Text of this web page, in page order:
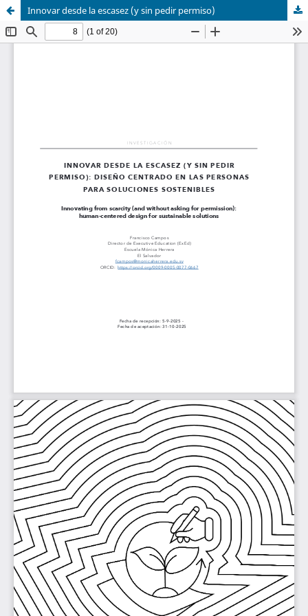
Innovar desde la escasez (y sin pedir permiso)